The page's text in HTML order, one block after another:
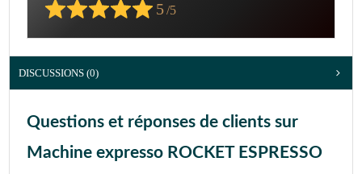
5/5
DISCUSSIONS (0)
Questions et réponses de clients sur
Machine expresso ROCKET ESPRESSO